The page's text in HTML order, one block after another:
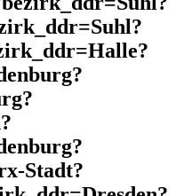
Stadt?